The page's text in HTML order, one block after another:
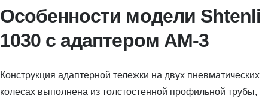
Особенности модели Shtenli
1030 с адаптером АМ-3
Конструкция адаптерной тележки на двух пневматических
колесах выполнена из толстостенной профильной трубы,